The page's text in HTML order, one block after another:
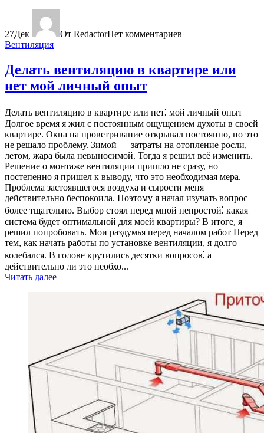
27Дек От RedactorНет комментариев
Вентиляция
Делать вентиляцию в квартире или
нет мой личный опыт
Делать вентиляцию в квартире или нет⁚ мой личный опыт
Долгое время я жил с постоянным ощущением духоты в своей
квартире. Окна на проветривание открывал постоянно, но это
не решало проблему. Зимой — затраты на отопление росли,
летом, жара была невыносимой. Тогда я решил всё изменить.
Решение о монтаже вентиляции пришло не сразу, но
постепенно я пришел к выводу, что это необходимая мера.
Проблема застоявшегося воздуха и сырости меня
действительно беспокоила. Поэтому я начал изучать вопрос
более тщательно. Выбор стоял перед мной непростой⁚ какая
система будет оптимальной для моей квартиры? В итоге, я
решил попробовать. Мои раздумья перед началом работ Перед
тем, как начать работы по установке вентиляции, я долго
колебался. В голове крутились десятки вопросов⁚ а
действительно ли это необхо...
Читать далее